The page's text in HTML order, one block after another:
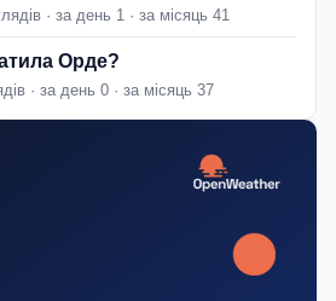
· за день 1 · за місяць 41
Орде?
· за день 0 · за місяць 37